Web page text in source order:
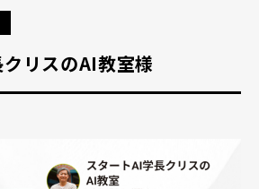
要 リスのAI教室様